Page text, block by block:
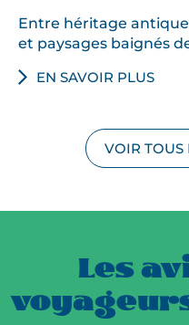
Entre héritage
et paysages baignés
EN SAVOIR PLUS
VOIR TOUS
Les